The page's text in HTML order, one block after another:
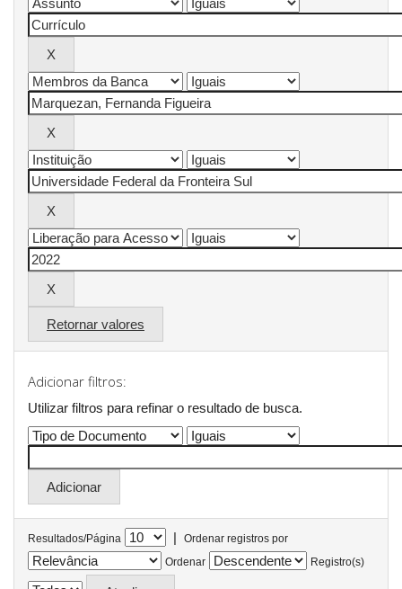
Retornar valores
Adicionar filtros:
Utilizar filtros para refinar o resultado de busca.
Resultados/Página |
Ordenar registros por
Ordenar
Registro(s)